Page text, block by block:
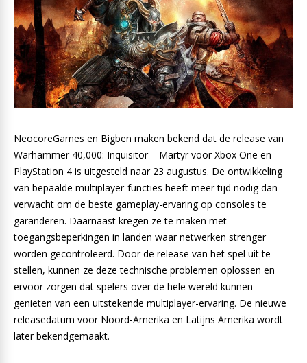
NeocoreGames en Bigben maken bekend dat de release van
Warhammer 40,000: Inquisitor – Martyr voor Xbox One en
PlayStation 4 is uitgesteld naar 23 augustus. De ontwikkeling
van bepaalde multiplayer-functies heeft meer tijd nodig dan
verwacht om de beste gameplay-ervaring op consoles te
garanderen. Daarnaast kregen ze te maken met
toegangsbeperkingen in landen waar netwerken strenger
worden gecontroleerd. Door de release van het spel uit te
stellen, kunnen ze deze technische problemen oplossen en
ervoor zorgen dat spelers over de hele wereld kunnen
genieten van een uitstekende multiplayer-ervaring. De nieuwe
releasedatum voor Noord-Amerika en Latijns Amerika wordt
later bekendgemaakt.